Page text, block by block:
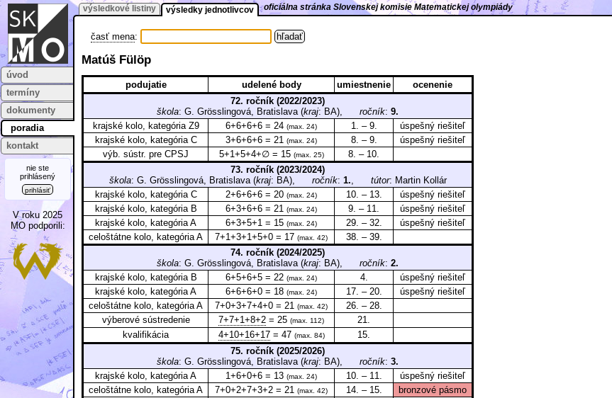
úvod
termíny
dokumenty
poradia
kontakt
nie ste
prihlásený
prihlásiť
V roku 2025
MO podporili:
výsledkové listiny výsledky jednotlivcov oficiálna stránka Slovenskej komisie Matematickej olympiády
časť mena:
Matúš Fülöp
podujatie udelené body umiestnenie
ocenenie
72. ročník (2022/2023)
škola: G. Grösslingová, Bratislava (kraj: BA), ročník: 9.
krajské kolo, kategória Z9
6+6+6+6 = 24 (max. 24) 1. – 9.
úspešný riešiteľ
krajské kolo, kategória C
3+6+6+6 = 21 (max. 24) 8. – 9.
úspešný riešiteľ
výb. sústr. pre CPSJ
5+1+5+4+∅ = 15 (max. 25)
8. – 10.
73. ročník (2023/2024)
škola: G. Grösslingová, Bratislava (kraj: BA), ročník: 1., tútor: Martin Kollár
krajské kolo, kategória C
2+6+6+6 = 20 (max. 24) 10. – 13.
úspešný riešiteľ
krajské kolo, kategória B
6+3+6+6 = 21 (max. 24) 9. – 11.
úspešný riešiteľ
krajské kolo, kategória A
6+3+5+1 = 15 (max. 24) 29. – 32.
úspešný riešiteľ
celoštátne kolo, kategória A
7+1+3+1+5+0 = 17 (max. 42)
38. – 39.
74. ročník (2024/2025)
škola: G. Grösslingová, Bratislava (kraj: BA), ročník: 2.
krajské kolo, kategória B
6+5+6+5 = 22 (max. 24) 4.
úspešný riešiteľ
krajské kolo, kategória A
6+6+6+0 = 18 (max. 24) 17. – 20.
úspešný riešiteľ
celoštátne kolo, kategória A
7+0+3+7+4+0 = 21 (max. 42)
26. – 28.
výberové sústredenie
7+7+1+8+2 = 25 (max. 112)
21.
kvalifikácia
4+10+16+17= 47 (max. 84)
15.
75. ročník (2025/2026)
škola: G. Grösslingová, Bratislava (kraj: BA), ročník: 3.
krajské kolo, kategória A
1+6+0+6 = 13 (max. 24) 10. – 11.
úspešný riešiteľ
celoštátne kolo, kategória A
7+0+2+7+3+2 = 21 (max. 42) 14. – 15.
bronzové pásmo